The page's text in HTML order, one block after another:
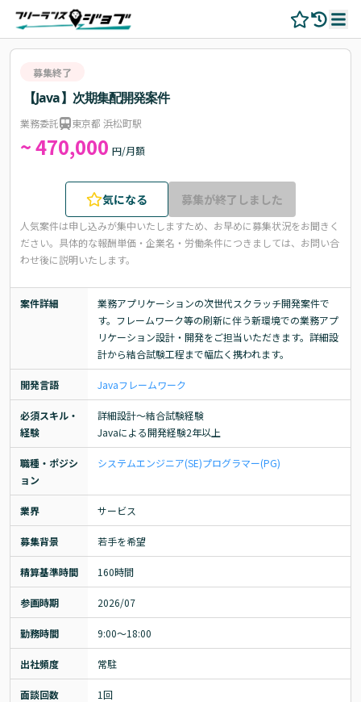
募集終了
【Java】次期集配開発案件
業務委託 東京都 浜松町駅
~ 470,000 円/月額
気になる 募集が終了しました
人気案件は申し込みが集中いたしますため、お早めに募集状況をお聞きく
ださい。 具体的な報酬単価・企業名・労働条件につきましては、お問い合
わせ後に説明いたします。
案件詳細
業務アプリケーションの次世代スクラッチ開発案件で
す。フレームワーク等の刷新に伴う新環境での業務アプ
リケーション設計・開発をご担当いただきます。詳細設
計から結合試験工程まで幅広く携われます。
開発言語 Javaフレームワーク
必須スキル・
経験
詳細設計～結合試験経験
Javaによる開発経験2年以上
職種・ポジシ
ョン
システムエンジニア(SE)プログラマー(PG)
業界 サービス
募集背景 若手を希望
精算基準時間 160時間
参画時期 2026/07
勤務時間 9:00～18:00
出社頻度 常駐
面談回数 1回